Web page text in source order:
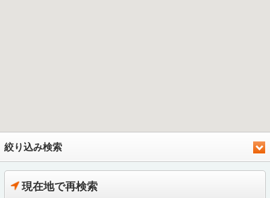
絞り込み検索
現在地で再検索